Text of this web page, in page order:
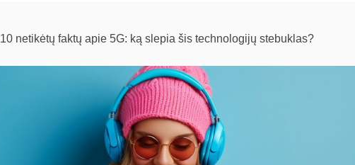
10 netikėtų faktų apie 5G: ką slepia šis technologijų stebuklas?